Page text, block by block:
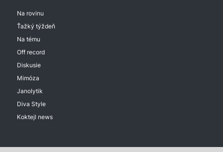
Na rovinu
Ťažký týždeň
Na tému
Off record
Diskusie
Mimóza
Janolytik
Diva Style
Koktejl news